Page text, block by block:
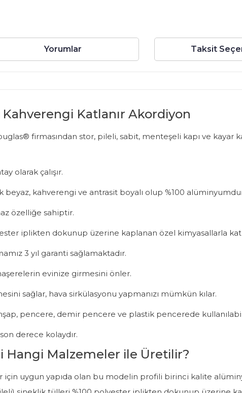
Yorumlar Taksit
Kahverengi Katlanır Akordiyon
firmasından stor, pileli, sabit, menteşeli kapı ve kayar
olarak çalışır.
kahverengi ve antrasit boyalı olup %100
özelliğe sahiptir.
iplikten dokunup üzerine kaplanan özel kimyasallarla
3 yıl garanti sağlamaktadır.
evinize girmesini önler.
sağlar, hava sirkülasyonu yapmanızı mümkün kılar.
pencere, demir pencere ve plastik pencerede
derece kolaydır.
Hangi Malzemeler ile Üretilir?
için uygun yapıda olan bu modelin profili birinci kalite